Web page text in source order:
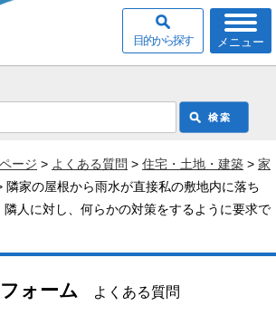
メニュー
目的から探す
ージ > よくある質問 > 住宅・土地・建築 > 家
隣家の屋根から雨水が直接私の敷地内に落ち
人に対し、何らかの対策をするように要求で
ォーム よくある質問